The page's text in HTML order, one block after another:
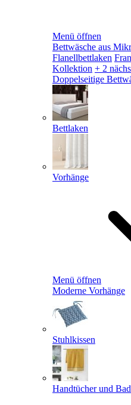
Menü öffnen
Bettwäsche aus
Flanellbettlaken
Kollektion + 2
Doppelseitige
Bettlaken
Vorhänge
Menü öffnen
Moderne Vorhänge
Stuhlkissen
Handtücher und